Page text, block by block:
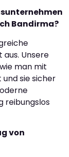
Bandirma?
Unsere
man mit
sie sicher
reibungslos
von